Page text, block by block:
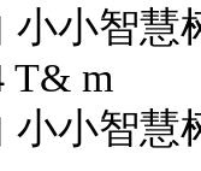
小智慧
T& m
小智慧